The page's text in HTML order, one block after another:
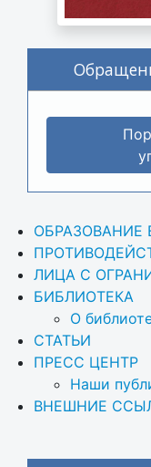
ОБРАЗОВАНИЕ
ЛИЦА С
БИБЛИОТЕКА
О
СТАТЬИ
ПРЕСС ЦЕНТР
Наши
ВНЕШНИЕ